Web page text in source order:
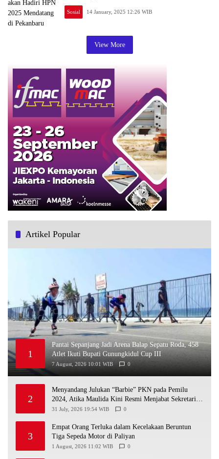
Sosial 14 January, 2025 12:26 WIB
View More
Artikel Popular
1
Pantai Sepanjang Jadi Arena Balap Sepatu Roda, 458
Atlet Ikuti Bupati Gunungkidul Cup III
7 August, 2026 10:01 WIB 0
2
Menyandang Julukan “Barbie” PKN pada Pemilu
2024, Atika Maulida Kini Resmi Menjabat Sekretaris
PIMDA PKN DIY
31 July, 2026 19:54 WIB 0
3
Empat Orang Terluka dalam Kecelakaan Beruntun
Tiga Sepeda Motor di Paliyan
1 August, 2026 11:02 WIB 0